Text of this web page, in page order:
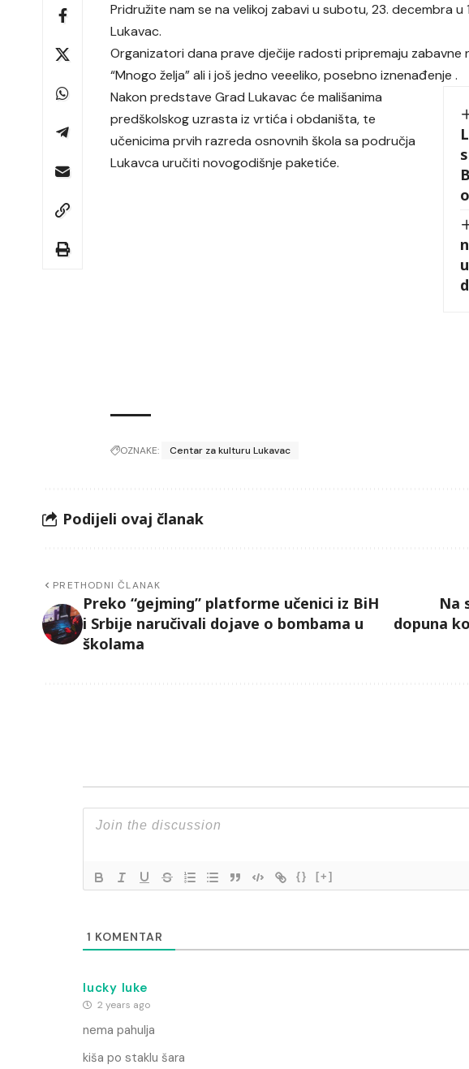
Pridružite nam se na velikoj zabavi u subotu, 23. decembra
Lukavac.
Organizatori dana prave dječije radosti pripremaju zabavne
“Mnogo želja” ali i još jedno veeeliko, posebno iznenađenje .
Nakon predstave Grad Lukavac će mališanima
predškolskog uzrasta iz vrtića i obdaništa, te
učenicima prvih razreda osnovnih škola sa područja
Lukavca uručiti novogodišnje paketiće.
OZNAKE: Centar za kulturu Lukavac
Podijeli ovaj članak
PRETHODNI ČLANAK
Preko “gejming” platforme učenici iz BiH
i Srbije naručivali dojave o bombama u
školama
Na
dopuna
{} [+]
1 KOMENTAR
lucky luke
2 years ago
nema pahulja
kiša po staklu šara